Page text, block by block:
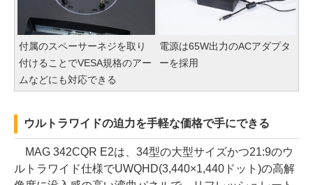
付属のスペーサーネジを取り
付けることでVESA規格のアー
ムなどにも対応できる
電源は65W出力のACアダプタ
ーを採用
ウルトラワイドの迫力を手軽な価格で手にできる
MAG 342CQR E2は、34型の大型サイズかつ21:9のウ
ルトラワイド仕様でUWQHD(3,440×1,440ドット)の高解